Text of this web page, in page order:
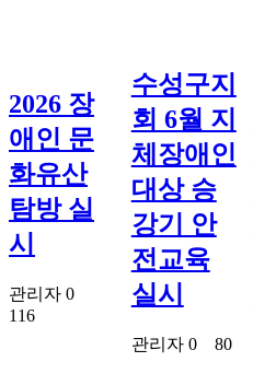
2026 장
애인 문
화유산
탐방 실
시
관리자 0
116
수성구지
회 6월 지
체장애인
대상 승
강기 안
전교육
실시
관리자 0 80